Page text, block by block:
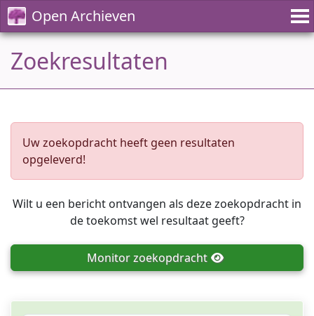
Open Archieven
Zoekresultaten
Uw zoekopdracht heeft geen resultaten
opgeleverd!
Wilt u een bericht ontvangen als deze zoekopdracht in
de toekomst wel resultaat geeft?
Monitorzoekopdracht